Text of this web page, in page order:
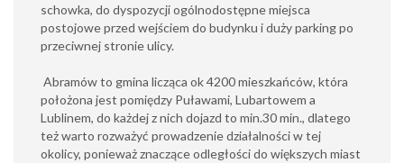
schowka, do dyspozycji ogólnodostępne miejsca
postojowe przed wejściem do budynku i duży parking po
przeciwnej stronie ulicy.
Abramów to gmina licząca ok 4200 mieszkańców, która
położona jest pomiędzy Puławami, Lubartowem a
Lublinem, do każdej z nich dojazd to min.30 min., dlatego
też warto rozważyć prowadzenie działalności w tej
okolicy, ponieważ znaczące odległości do większych miast